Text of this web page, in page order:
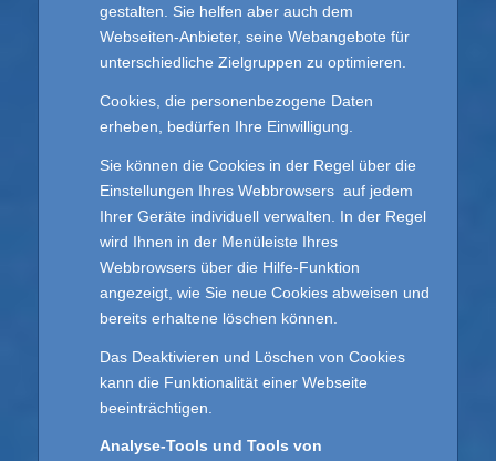
gestalten. Sie helfen aber auch dem
Webseiten-Anbieter, seine Webangebote für
unterschiedliche Zielgruppen zu optimieren.
Cookies, die personenbezogene Daten
erheben, bedürfen Ihre Einwilligung.
Sie können die Cookies in der Regel über die
Einstellungen Ihres Webbrowsers auf jedem
Ihrer Geräte individuell verwalten. In der Regel
wird Ihnen in der Menüleiste Ihres
Webbrowsers über die Hilfe-Funktion
angezeigt, wie Sie neue Cookies abweisen und
bereits erhaltene löschen können.
Das Deaktivieren und Löschen von Cookies
kann die Funktionalität einer Webseite
beeinträchtigen.
Analyse-Tools und Tools von